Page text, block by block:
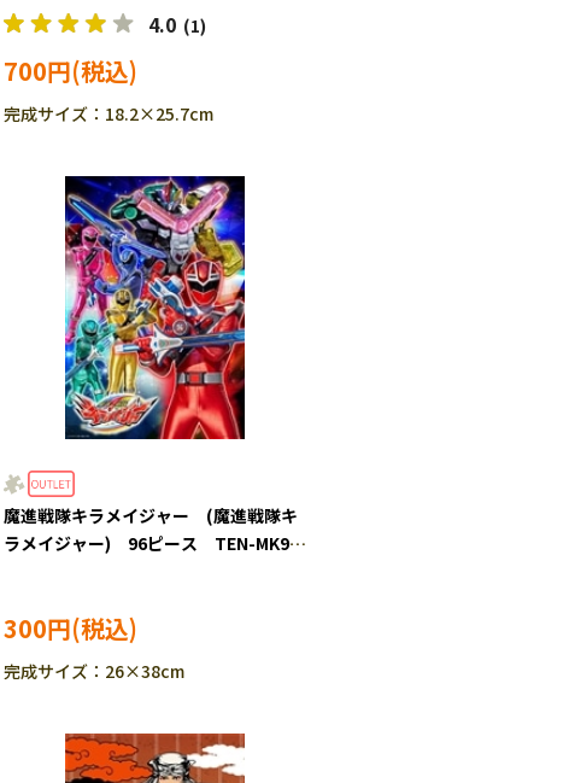
4.0 (1)
700円
完成サイズ：18.2×25.7cm
魔進戦隊キラメイジャー (魔進戦隊キ
ラメイジャー) 96ピース TEN-MK96-
300円
完成サイズ：26×38cm